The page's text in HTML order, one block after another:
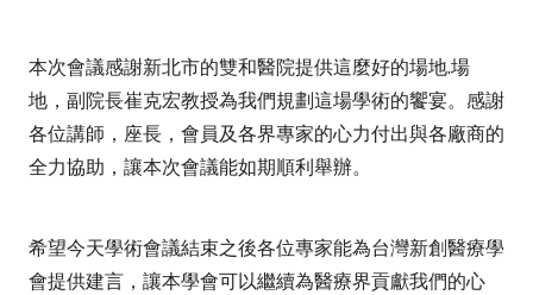
本次會議感謝新北市的雙和醫院提供這麼好的場地.場
地，副院長崔克宏教授為我們規劃這場學術的饗宴。感謝
各位講師，座長，會員及各界專家的心力付出與各廠商的
全力協助，讓本次會議能如期順利舉辦。
希望今天學術會議結束之後各位專家能為台灣新創醫療學
會提供建言，讓本學會可以繼續為醫療界貢獻我們的心